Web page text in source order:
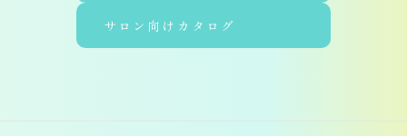
サロン向けカタログ